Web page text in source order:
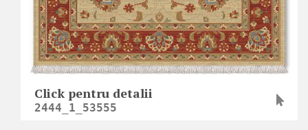
Click pentru detalii
2444_1_53555